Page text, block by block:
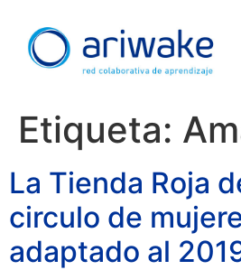
Etiqueta:
La Tienda Roja
circulo de
adaptado al